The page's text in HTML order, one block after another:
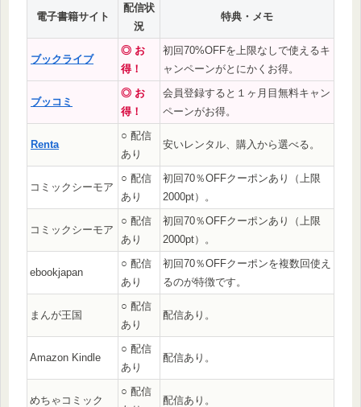
電子書籍サイト
配信状
況
特典・メモ
ブックライブ
◎ お
得！
初回70%OFFを上限なしで使えるキ
ャンペーンがとにかくお得。
ブッコミ
◎ お
得！
会員登録すると１ヶ月目無料キャン
ペーンがお得。
Renta
○ 配信
あり
安いレンタル、購入から選べる。
コミックシーモア
○ 配信
あり
初回70％OFFクーポンあり（上限
2000pt）。
コミックシーモア
○ 配信
あり
初回70％OFFクーポンあり（上限
2000pt）。
ebookjapan
○ 配信
あり
初回70％OFFクーポンを複数回使え
るのが特徴です。
まんが王国
○ 配信
あり
配信あり。
Amazon Kindle
○ 配信
あり
配信あり。
めちゃコミック
○ 配信
配信あり。